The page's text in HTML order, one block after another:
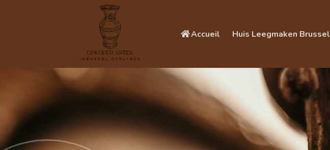
Accueil Huis Leegmaken Brussel